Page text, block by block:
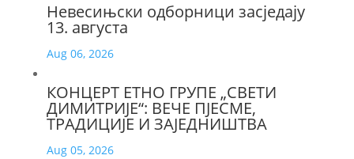
Невесињски одборници засједају
13. августа
Aug 06, 2026
КОНЦЕРТ ЕТНО ГРУПЕ „СВЕТИ
ДИМИТРИЈЕ“: ВЕЧЕ ПЈЕСМЕ,
ТРАДИЦИЈЕ И ЗАЈЕДНИШТВА
Aug 05, 2026